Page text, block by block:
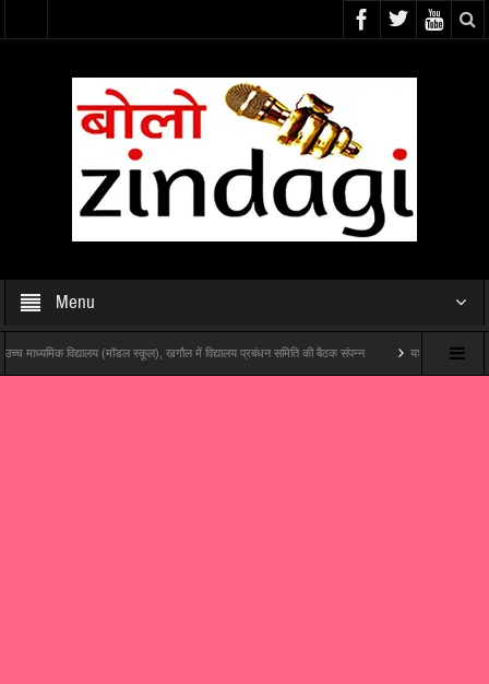
Menu
विद्यालय (मॉडल स्कूल), खगौल में विद्यालय प्रबंधन समिति की बैठक संपन्न यश राज फिल्म्स और पोशम पा